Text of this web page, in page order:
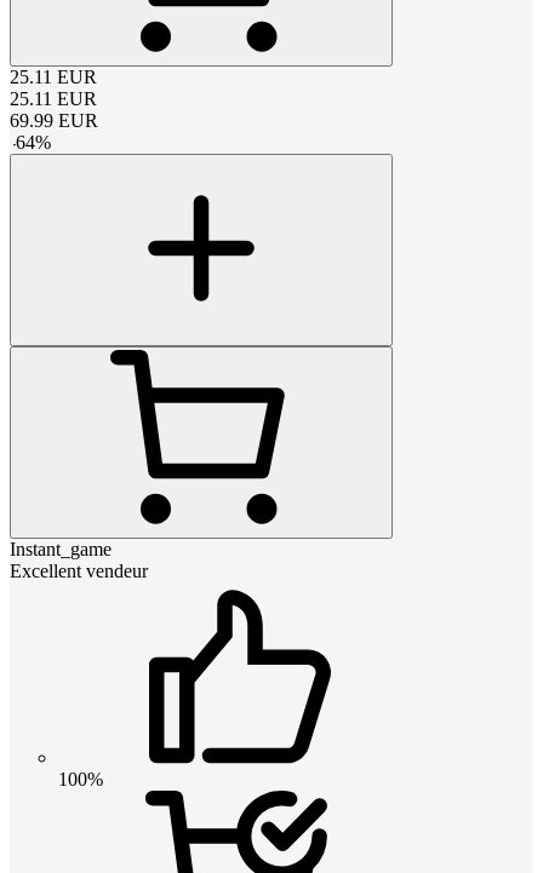
25.11 EUR
25.11 EUR
69.99 EUR
-64%
Instant_game
Excellent vendeur
100%